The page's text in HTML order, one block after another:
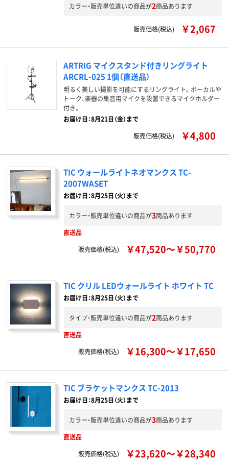
カラー・販売単位違いの商品が2商品あります
販売価格(税込) ￥2,067
ARTRIG マイクスタンド付きリングライト
ARCRL-025 1個（直送品）
明るく美しい撮影を可能にするリングライト。ボーカルや
トーク、楽器の集音用マイクを設置できるマイクホルダー
付き。
お届け日：8月21日（金）まで
販売価格(税込)
￥4,800
TIC ウォールライトネオマンクス TC-
2007WASET
お届け日：8月25日（火）まで
カラー・販売単位違いの商品が3商品あります
直送品
販売価格(税込)
￥47,520～￥50,770
TIC クリル LEDウォールライト ホワイト TC
お届け日：8月25日（火）まで
タイプ・販売単位違いの商品が2商品あります
直送品
販売価格(税込)
￥16,300～￥17,650
TIC ブラケットマンクス TC-2013
お届け日：8月25日（火）まで
カラー・販売単位違いの商品が3商品あります
直送品
販売価格(税込)
￥23,620～￥28,340